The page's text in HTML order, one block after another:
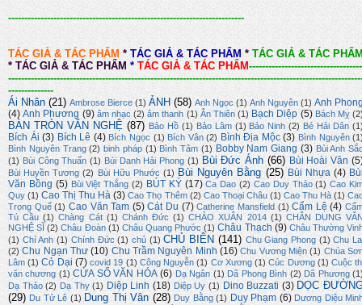
-------------------------------------------------------------------------
TÁC GIẢ & TÁC PHẨM * TÁC GIẢ & TÁC PHẨM * TÁC GIẢ & TÁC
* TÁC GIẢ & TÁC PHẨM *TÁC GIẢ & TÁC PHẨM-----------------------------------
--------------
Ái Nhân (21) Ambrose Bierce (1) ẢNH (58) Anh Ngọc (1) Anh Nguyên (1) Anh
(4) Anh Phương (9) âm nhạc (2) âm thanh (1) Ân Thiên (1) Bạch Diệp (5) Bách Mỵ
BÀN TRÒN VĂN NGHỆ (87) Bảo Hồ (1) Bảo Lâm (1) Bảo Ninh (2) Bé Hải Dân
Bích Ái (3) Bích Lê (4) Bích Ngọc (1) Bích Vân (2) Bình Địa Mộc (3) Bình Nguyên
Bình Nguyên Trang (2) binh pháp (1) Bình Tâm (1) Bobby Nam Giang (3) Bùi Anh
(1) Bùi Công Thuấn (1) Bùi Danh Hải Phong (1) Bùi Đức Ánh (66) Bùi Hoài Vân
Bùi Huyền Tương (2) Bùi Hữu Phước (1) Bùi Nguyên Bằng (25) Bùi Nhựa (4)
Văn Bồng (5) Bùi Việt Thắng (2) BÚT KÝ (17) Ca Dao (2) Cao Duy Thảo (1) Cao
Quy (1) Cao Thị Thu Hà (3) Cao Thọ Thêm (2) Cao Thoại Châu (1) Cao Thu Hà (1)
Trọng Quế (1) Cao Văn Tam (5) Cát Du (7) Catherine Mansfield (1) Cẩm Lệ (4)
Tú Cầu (1) Chàng Cát (1) Chánh Đức (1) CHÀO XUÂN 2014 (1) CHÂN DUNG
NGHỆ SĨ (2) Châu Đoàn (1) Châu Quang Phước (1) Châu Thạch (9) Châu Thường
(1) Chí Anh (1) Chính Đức (1) chủ (1) CHỦ BIÊN (141) Chu Giang Phong (1) Chu
(2) Chu Ngạn Thư (10) Chu Trầm Nguyên Minh (16) Chu Vương Miện (1) Chúa
Lâm (1) Cỏ Dại (7) covid 19 (1) Công Nguyễn (1) Cơ Xương (1) Cúc Dương (1) Cuộc
văn chương (1) CỬA SỔ VĂN HÓA (6) Dạ Ngân (1) Dã Phong Bình (2) Dã Phương
Dạ Thảo (2) Dạ Thy (1) Diệp Linh (18) Diệp Uy (1) Dino Buzzati (3) DỌC
(29) Du Tử Lê (1) Dung Thị Vân (28) Duy Bằng (1) Duy Phạm (6) Dương Diệu